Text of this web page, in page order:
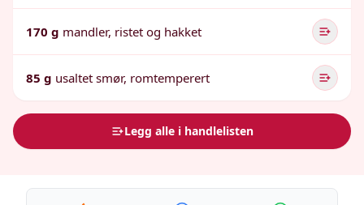
170 g mandler, ristet og hakket
85 g usaltet smør, romtemperert
Legg alle i handlelisten